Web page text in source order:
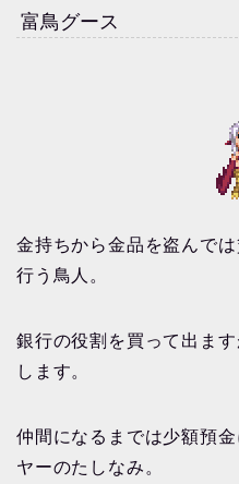
富鳥グース
金持ちから金品を盗んで
行う鳥人。
銀行の役割を買って出ま
します。
仲間になるまでは少額預
ヤーのたしなみ。